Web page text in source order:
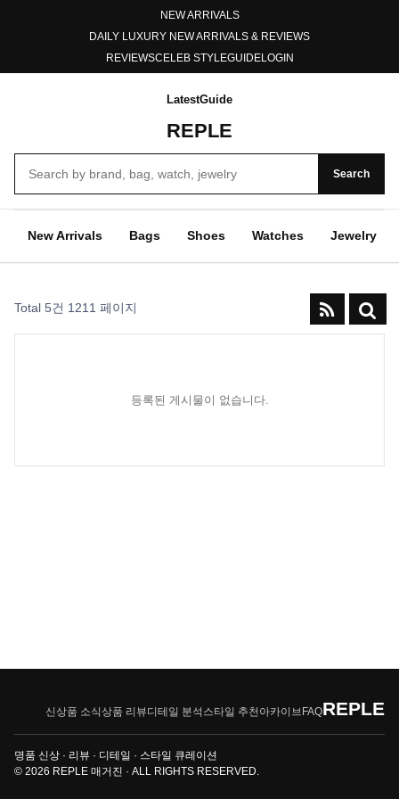
NEW ARRIVALS
DAILY LUXURY NEW ARRIVALS & REVIEWS
REVIEWSCELEB STYLEGUIDELOGIN
REPLE
Search
LatestGuide
New Arrivals Bags Shoes Watches Jewelry
Total 5건 1211 페이지
등록된 게시물이 없습니다.
REPLE
신상품 소식상품 리뷰디테일 분석 스타일 추천 아카이브 FAQ
명품 신상 · 리뷰 · 디테일 · 스타일 큐레이션
© 2026 REPLE 매거진 · ALL RIGHTS RESERVED.